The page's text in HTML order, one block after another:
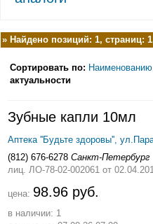
» Найдено позиций: 1, страниц:
Сортировать по: Наименованию
актуальности
Зубные капли 10мл
Аптека ''Будьте здоровы'',
(812) 676-6278 Санкт-Петербург
лиц. ЛО-78-02-002061 от
цена: 98.96 руб.
в наличии: 1